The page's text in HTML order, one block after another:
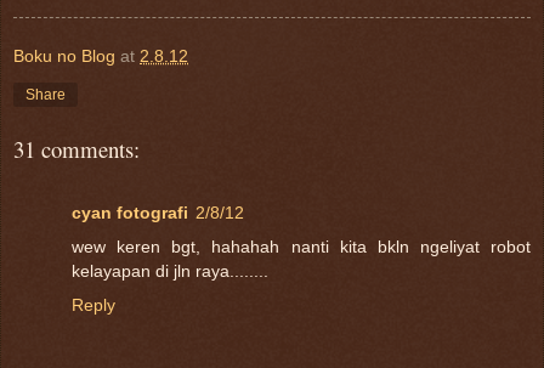
Boku no Blog at 2.8.12
Share
31 comments:
cyan fotografi 2/8/12
wew keren bgt, hahahah nanti kita bkln ngeliyat robot
kelayapan di jln raya........
Reply